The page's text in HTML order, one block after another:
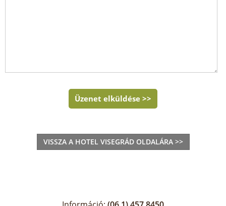
Üzenet elküldése >>
VISSZA A HOTEL VISEGRÁD OLDALÁRA >>